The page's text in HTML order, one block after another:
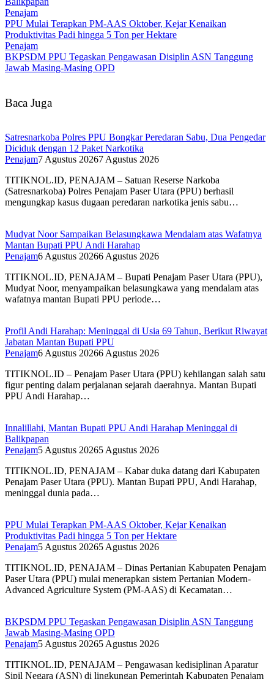
Penajam
PPU Mulai Terapkan PM-AAS Oktober, Kejar Kenaikan
Produktivitas Padi hingga 5 Ton per Hektare
Penajam
BKPSDM PPU Tegaskan Pengawasan Disiplin ASN Tanggung
Jawab Masing-Masing OPD
Baca Juga
Satresnarkoba Polres PPU Bongkar Peredaran Sabu, Dua Pengedar
Diciduk dengan 12 Paket Narkotika
Penajam7 Agustus 20267 Agustus 2026
TITIKNOL.ID, PENAJAM – Satuan Reserse Narkoba
(Satresnarkoba) Polres Penajam Paser Utara (PPU) berhasil
mengungkap kasus dugaan peredaran narkotika jenis sabu…
Mudyat Noor Sampaikan Belasungkawa Mendalam atas Wafatnya
Mantan Bupati PPU Andi Harahap
Penajam6 Agustus 20266 Agustus 2026
TITIKNOL.ID, PENAJAM – Bupati Penajam Paser Utara (PPU),
Mudyat Noor, menyampaikan belasungkawa yang mendalam atas
wafatnya mantan Bupati PPU periode…
Profil Andi Harahap: Meninggal di Usia 69 Tahun, Berikut Riwayat
Jabatan Mantan Bupati PPU
Penajam6 Agustus 20266 Agustus 2026
TITIKNOL.ID – Penajam Paser Utara (PPU) kehilangan salah satu
figur penting dalam perjalanan sejarah daerahnya. Mantan Bupati
PPU Andi Harahap…
Innalillahi, Mantan Bupati PPU Andi Harahap Meninggal di
Balikpapan
Penajam5 Agustus 20265 Agustus 2026
TITIKNOL.ID, PENAJAM – Kabar duka datang dari Kabupaten
Penajam Paser Utara (PPU). Mantan Bupati PPU, Andi Harahap,
meninggal dunia pada…
PPU Mulai Terapkan PM-AAS Oktober, Kejar Kenaikan
Produktivitas Padi hingga 5 Ton per Hektare
Penajam5 Agustus 20265 Agustus 2026
TITIKNOL.ID, PENAJAM – Dinas Pertanian Kabupaten Penajam
Paser Utara (PPU) mulai menerapkan sistem Pertanian Modern-
Advanced Agriculture System (PM-AAS) di Kecamatan…
BKPSDM PPU Tegaskan Pengawasan Disiplin ASN Tanggung
Jawab Masing-Masing OPD
Penajam5 Agustus 20265 Agustus 2026
TITIKNOL.ID, PENAJAM – Pengawasan kedisiplinan Aparatur
Sipil Negara (ASN) di lingkungan Pemerintah Kabupaten Penajam